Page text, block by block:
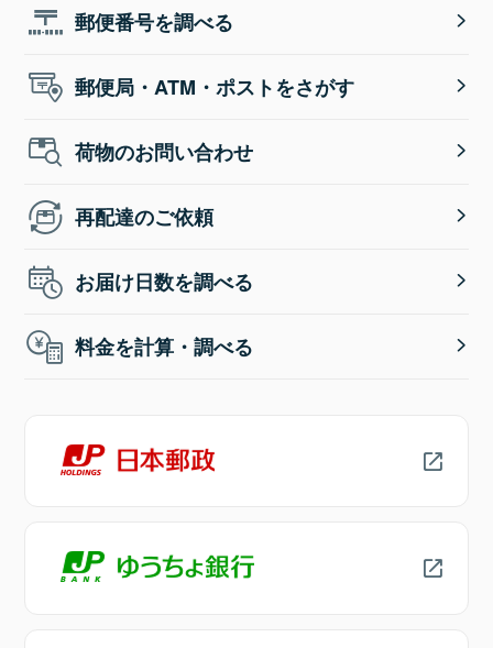
郵便番号を調べる
郵便局・ATM・ポストをさがす
荷物のお問い合わせ
再配達のご依頼
お届け日数を調べる
料金を計算・調べる